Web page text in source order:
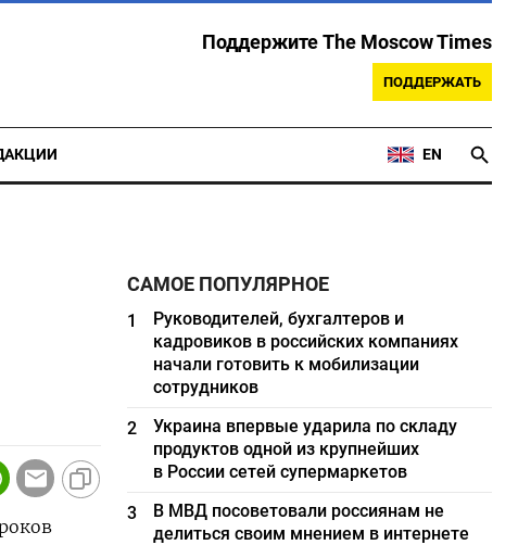
Поддержите The Moscow Times
ПОДДЕРЖАТЬ
EN
САМОЕ ПОПУЛЯРНОЕ
1
Руководителей, бухгалтеров и
кадровиков в российских компаниях
начали готовить к мобилизации
сотрудников
2
Украина впервые ударила по складу
продуктов одной из крупнейших
в России сетей супермаркетов
3
В МВД посоветовали россиянам не
делиться своим мнением в интернете